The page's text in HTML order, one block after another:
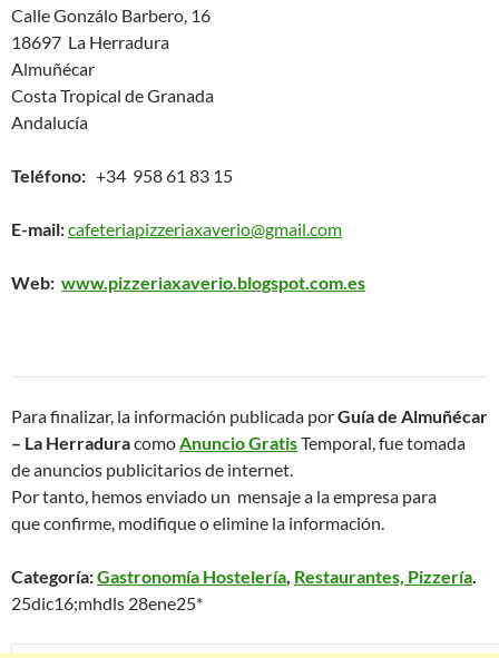
Calle Gonzálo Barbero, 16
18697 La Herradura
Almuñécar
Costa Tropical de Granada
Andalucía
Teléfono: +34 958 61 83 15
E-mail:cafeteriapizzeriaxaverio@gmail.com
Web: www.pizzeriaxaverio.blogspot.com.es
Para finalizar, la información publicada porGuía de Almuñécar
– La Herraduracomo Anuncio GratisTemporal, fue tomada
de anuncios publicitarios de internet.
Por tanto, hemos enviado un mensaje a la empresa para
que confirme, modifique o elimine la información.
Categoría:Gastronomía Hostelería Restaurantes, Pizzería
25dic16;mhdls 28ene25*